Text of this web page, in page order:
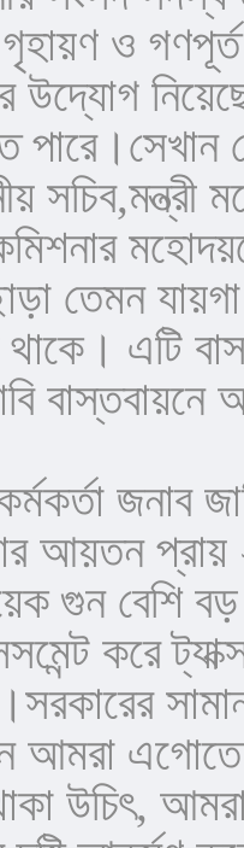
ও
উদ্যোগ
কমিশনার
তেমন
থাকে। এটি
কর্মকর্তা
আয়তন প্রায়
গুন বেশি
করে
আমরা এগোতে
উচিৎ,